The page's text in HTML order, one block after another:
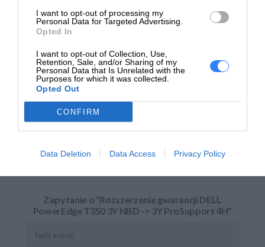
I want to opt-out of processing my
Personal Data for Targeted Advertising.
Opted In
I want to opt-out of Collection, Use,
Retention, Sale, and/or Sharing of my
Personal Data that Is Unrelated with the
Purposes for which it was collected.
Opted Out
CONFIRM
Data Deletion Data Access Privacy Policy
Podmiot
odpowiedzialny
ul. Inflancka 4A
00-189 Warszawa
Pomoc
techniczna
https://www.dell.com/support/
pl/category/product-support/self-
Zapytanie o "Rozszerzenie gwarancji DELL
PowerEdge T350 3Y NBD -> 3Y ProSupport 4H"